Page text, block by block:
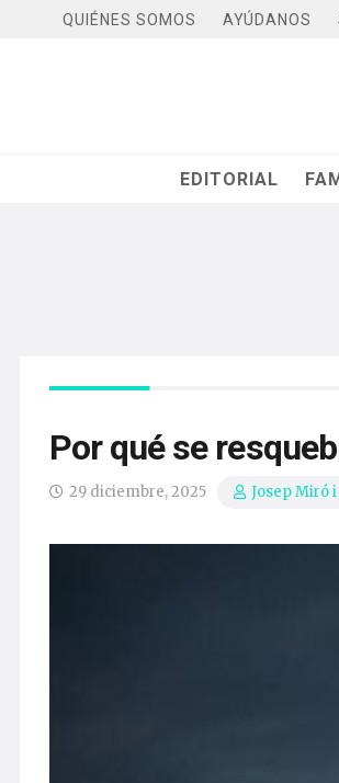
QUIÉNES SOMOS AYÚDANOS
EDITORIAL
Por qué se
29 diciembre, 2025 Josep Miró